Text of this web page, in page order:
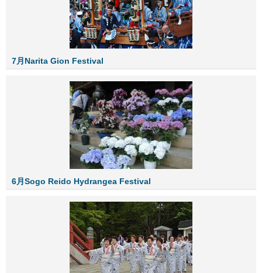
7月Narita Gion Festival
6月Sogo Reido Hydrangea Festival